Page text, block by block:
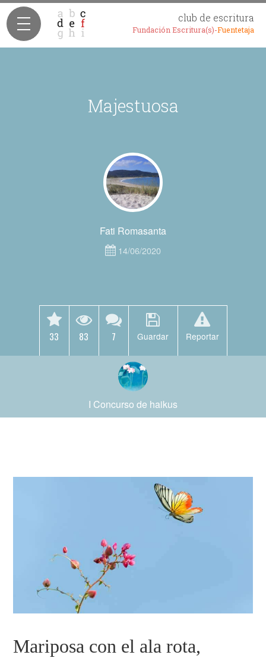
club de escritura
Fundación Escritura(s)-Fuentetaja
Majestuosa
Fati Romasanta
14/06/2020
33 83 7 Guardar Reportar
I Concurso de haikus
Mariposa con el ala rota,